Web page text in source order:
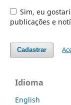
Sim, eu
publicações e
Cadastrar
Idioma
English